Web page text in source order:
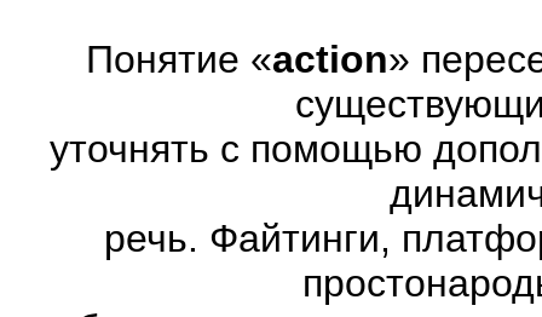
Понятие «action»
уточнять с помощью
речь. Файтинги,